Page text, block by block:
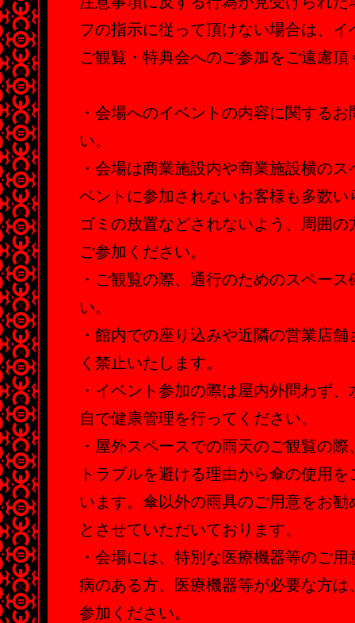
フの指示に従って頂けない場合は、
ご観覧・特典会へのご参加をご遠慮
・会場へのイベントの内容に関する
い。
・会場は商業施設内や商業施設横の
ベントに参加されないお客様も多数
ゴミの放置などされないよう、周囲
ご参加ください。
・ご観覧の際、通行のためのスペー
い。
・館内での座り込みや近隣の営業店
く禁止いたします。
・イベント参加の際は屋内外問わず
自で健康管理を行ってください。
・屋外スペースでの雨天のご観覧の
トラブルを避ける理由から傘の使用
います。傘以外の雨具のご用意をお
とさせていただいております。
・会場には、特別な医療機器等のご
病のある方、医療機器等が必要な方
参加ください。